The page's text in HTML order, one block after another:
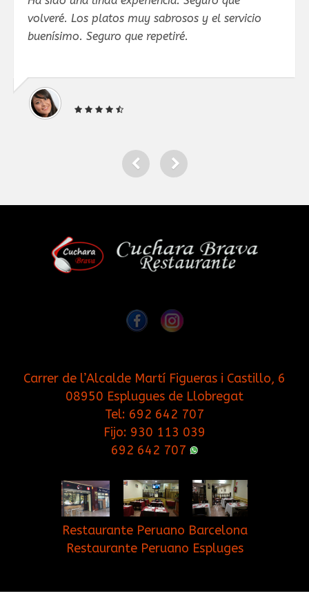
volveré. Los platos muy sabrosos y el servicio
buenísimo. Seguro que repetiré.
Carrer de l’Alcalde Martí Figueras i Castillo, 6
08950 Esplugues de Llobregat
Tel: 692 642 707
Fijo: 930 113 039
692 642 707
Restaurante Peruano Barcelona
Restaurante Peruano Espluges